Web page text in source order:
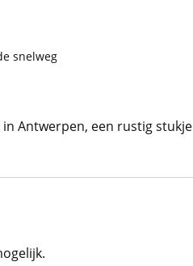
snelweg
Antwerpen, een rustig stukje